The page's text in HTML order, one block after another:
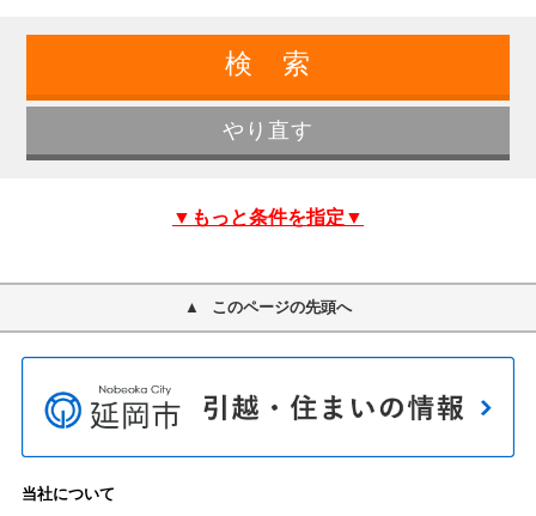
▼もっと条件を指定▼
このページの先頭へ
当社について